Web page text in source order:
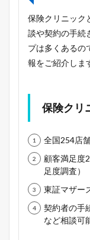
保険クリニック
談や契約の手続
プは多くあるの
報をご紹介しま
保険クリ
全国254店
顧客満足度
足度調査）
東証マザー
契約者の手
など相談可